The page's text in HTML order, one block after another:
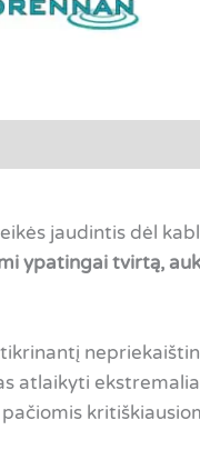
jaudintis dėl
ypatingai tvirtą,
atlaikyti